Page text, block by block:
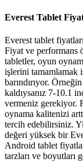
Everest Tablet
Everest tablet
Fiyat ve performans
tabletler, oyun
işlerini tamamlamak
barındırıyor.
kaldıysanız 7-10.1
vermeniz gerekiyor.
oynama kalitenizi
tercih edebilirsiniz.
değeri yüksek bir
Android tablet
tarzları ve boyutları